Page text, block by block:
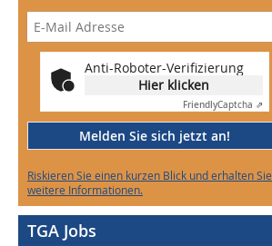
Anti-Roboter-Verifizierung
Hier klicken
FriendlyCaptcha ⇗
Melden Sie sich jetzt an!
Riskieren Sie einen kurzen Blick und erhalten Sie
weitere Informationen.
TGA Jobs